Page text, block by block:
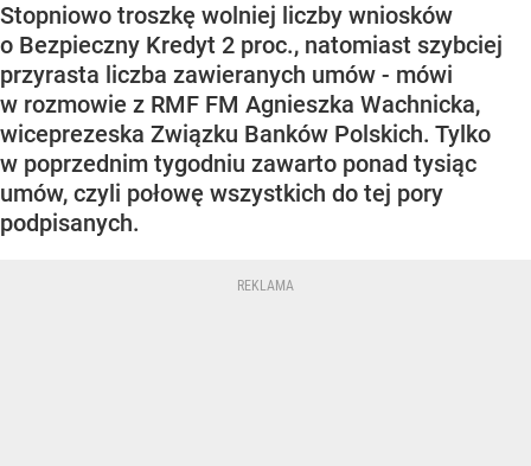
Stopniowo troszkę wolniej liczby wniosków
o Bezpieczny Kredyt 2 proc., natomiast szybciej
przyrasta liczba zawieranych umów - mówi
w rozmowie z RMF FM Agnieszka Wachnicka,
wiceprezeska Związku Banków Polskich. Tylko
w poprzednim tygodniu zawarto ponad tysiąc
umów, czyli połowę wszystkich do tej pory
podpisanych.